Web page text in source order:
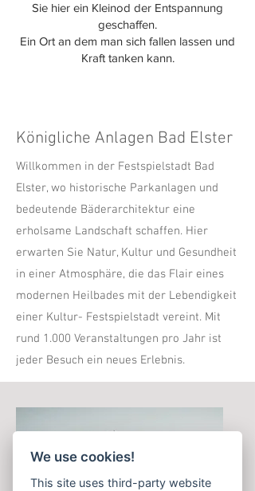
Sie hier ein Kleinod der Entspannung
geschaffen.
Ein Ort an dem man sich fallen lassen und
Kraft tanken kann.
Königliche Anlagen Bad Elster
Willkommen in der Festspielstadt Bad
Elster, wo historische Parkanlagen und
bedeutende Bäderarchitektur eine
erholsame Landschaft schaffen. Hier
erwarten Sie Natur, Kultur und Gesundheit
in einer Atmosphäre, die das Flair eines
modernen Heilbades mit der Lebendigkeit
einer Kultur- Festspielstadt vereint. Mit
rund 1.000 Veranstaltungen pro Jahr ist
jeder Besuch ein neues Erlebnis.
We use cookies!
This site uses third-party website